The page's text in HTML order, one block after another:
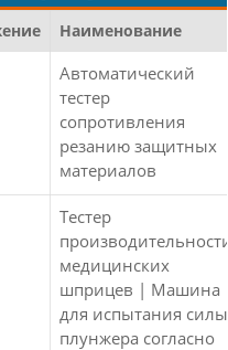
Наименование
Автоматический
тестер
сопротивления
резанию защитных
материалов
Тестер
производительности
медицинских
шприцев | Машина
для испытания силы
плунжера согласно